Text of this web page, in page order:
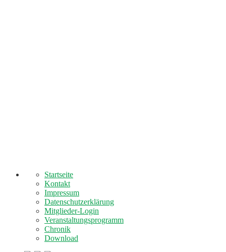
Startseite
Kontakt
Impressum
Datenschutzerklärung
Mitglieder-Login
Veranstaltungsprogramm
Chronik
Download